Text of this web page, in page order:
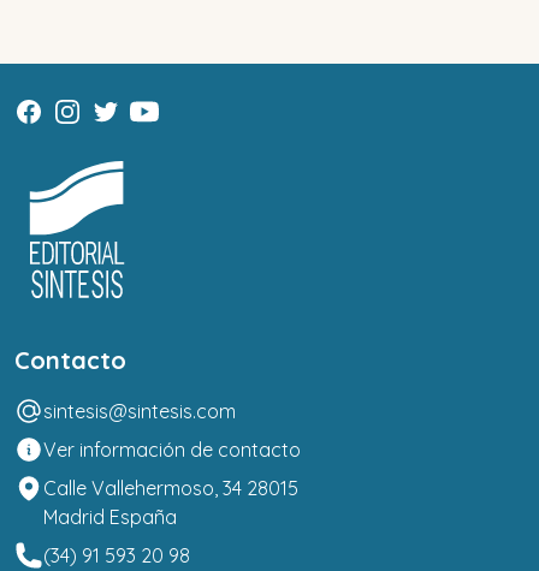
Contacto
sintesis@sintesis.com
Ver información de contacto
Calle Vallehermoso, 34 28015
Madrid España
(34) 91 593 20 98